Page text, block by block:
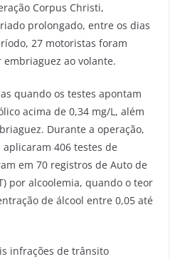
Corpus Christi,
prolongado, entre os dias
27 motoristas foram
ao volante.
quando os testes apontam
acima de 0,34 mg/L, além
Durante a operação,
406 testes de
em 70 registros de Auto de
por alcoolemia, quando o teor
de álcool entre 0,05 até
infrações de trânsito